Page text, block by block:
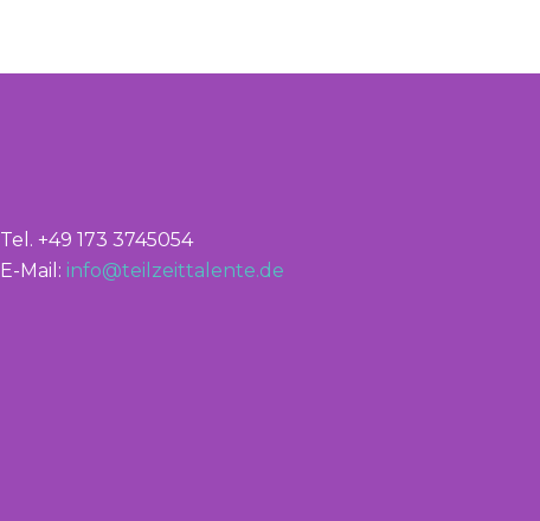
Tel. +49 173 3745054
E-Mail: info@teilzeittalente.de